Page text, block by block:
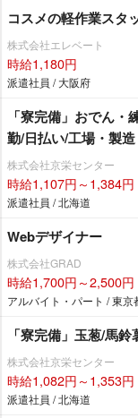
コスメの軽作業スタ
株式会社エレベート
時給1,180円
派遣社員 / 大阪府
「寮完備」おでん
勤/日払い/工場・製造
株式会社京栄センター
時給1,107円～1,384円
派遣社員 / 北海道
Webデザイナー
株式会社GRAD
時給1,700円～2,500円
アルバイト・パート / 東京
「寮完備」玉葱/馬
株式会社京栄センター
時給1,082円～1,353円
派遣社員 / 北海道